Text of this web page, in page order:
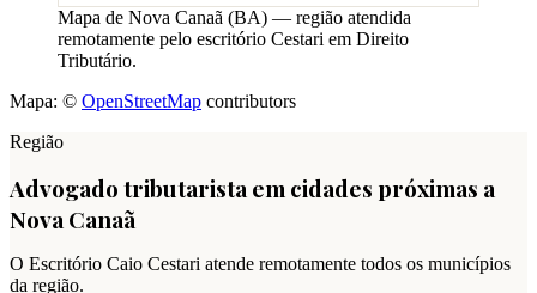
Mapa de Nova Canaã (BA) — região atendida
remotamente pelo escritório Cestari em Direito
Tributário.
Mapa: © OpenStreetMap contributors
Região
Advogado tributarista em cidades próximas a
Nova Canaã
O Escritório Caio Cestari atende remotamente todos os municípios
da região.